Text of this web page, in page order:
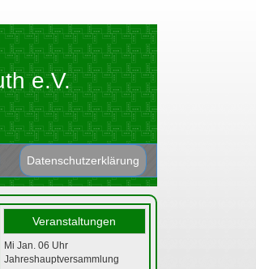
Datenschutzerklärung
e.V.
Veranstaltungen
Mi Jan. 06 Uhr
Jahreshauptversammlung